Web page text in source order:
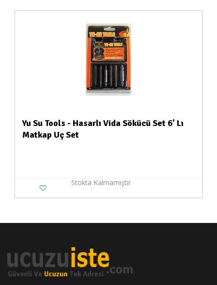
Yu Su Tools - Hasarlı Vida Sökücü Set 6’ Lı
Matkap Uç Set
Stokta Kalmamıştır